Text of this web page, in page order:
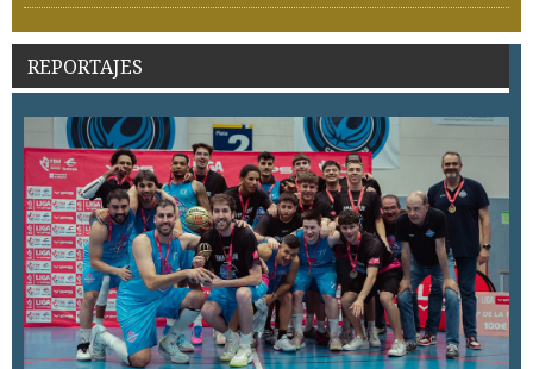
REPORTAJES